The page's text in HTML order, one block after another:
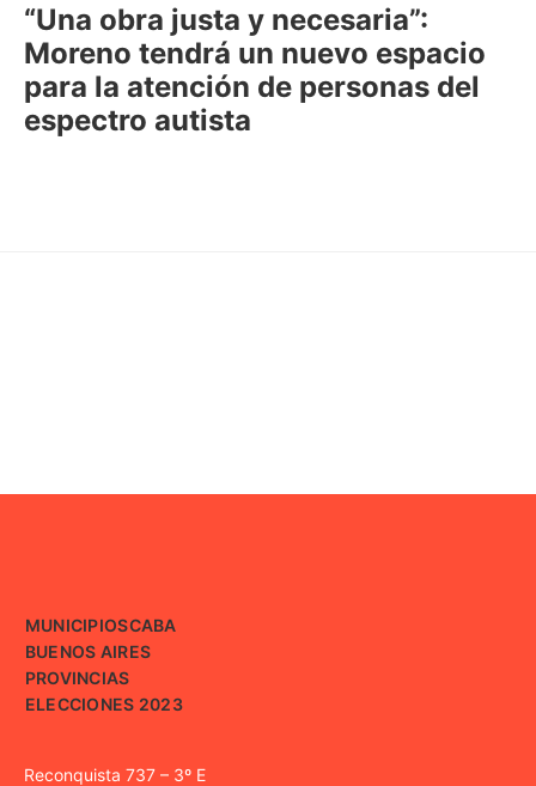
“Una obra justa y necesaria”:
Moreno tendrá un nuevo espacio
para la atención de personas del
espectro autista
MUNICIPIOSCABA
BUENOS AIRES
PROVINCIAS
ELECCIONES 2023
Reconquista 737 – 3º E